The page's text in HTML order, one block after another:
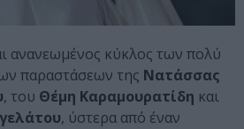
ανανεωμένος κύκλος των πολύ
παραστάσεων της Νατάσσας
, του Θέμη Καραμουρατίδη και
, ύστερα από έναν